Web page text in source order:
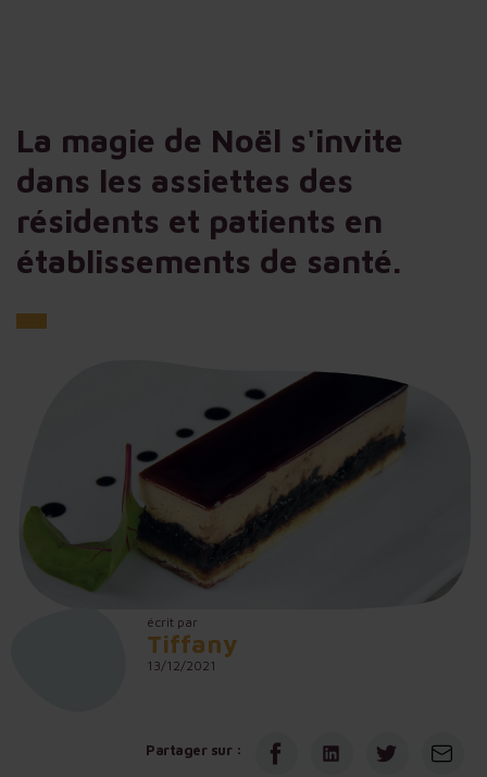
La magie de Noël s'invite
dans les assiettes des
résidents et patients en
établissements de santé.
écrit par
Tiffany
13/12/2021
Partager sur :